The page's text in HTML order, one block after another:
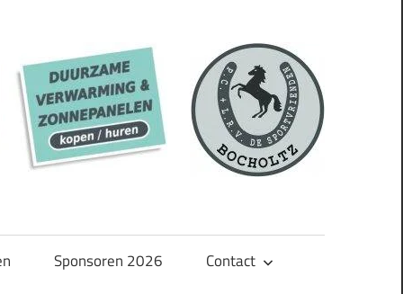
Sponsoren 2026 Contact